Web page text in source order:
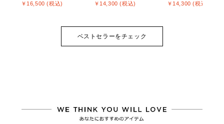
￥16,500 (税込)
￥14,300 (税込)
￥14,300 (税込)
ベストセラーをチェック